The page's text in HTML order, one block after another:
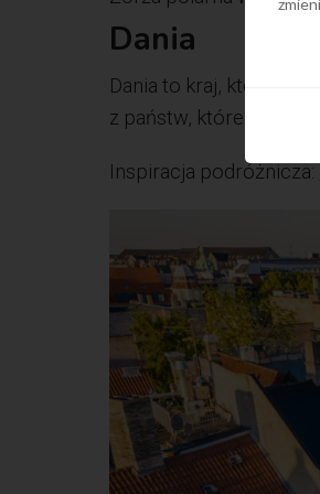
Dania
Dania to kraj, którego
z państw, które zajęło
Inspiracja podróżnicza: